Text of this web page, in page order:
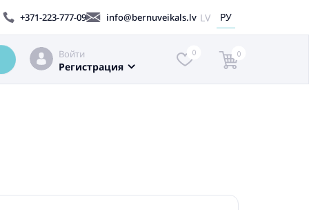
+371-223-777-09 info@bernuveikals.lv LV РУ
Войти
Регистрация
0 0